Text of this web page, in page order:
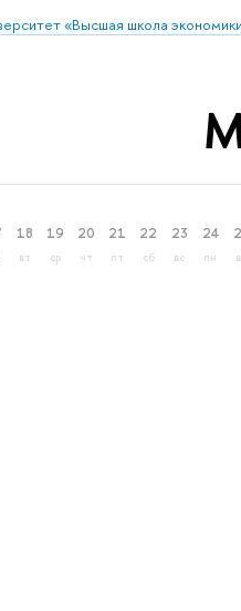
«Высшая школа
18
вт
19
ср
20
чт
21
пт
22
сб
23
вс
24
пн